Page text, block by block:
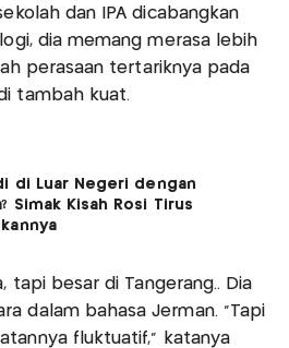
dan IPA dicabangkan
dia memang merasa lebih
perasaan tertariknya pada
tambah kuat.
di Luar Negeri dengan
Simak Kisah Rosi Tirus
tapi besar di Tangerang.. Dia
dalam bahasa Jerman. "Tapi
fluktuatif," katanya